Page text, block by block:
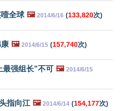
全球 🖼️ 2014/6/16 (133,820次)
🖼️ 2014/6/15 (157,740次)
最强组长"不可 🖼️ 2014/6/15
指向江 🖼️ 2014/6/14 (154,177次)